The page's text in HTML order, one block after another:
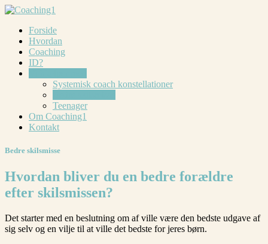
Forside
Hvordan
Coaching
ID?
Systemisk coach konstellationer
Teenager
Om Coaching1
Kontakt
Bedre skilsmisse
Hvordan bliver du en bedre forældre
efter skilsmissen?
Det starter med en beslutning om af ville være den bedste udgave af
sig selv og en vilje til at ville det bedste for jeres børn.